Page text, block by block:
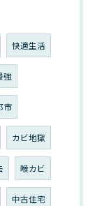
快適生活
強
市
カビ地獄
喉カビ
中古住宅